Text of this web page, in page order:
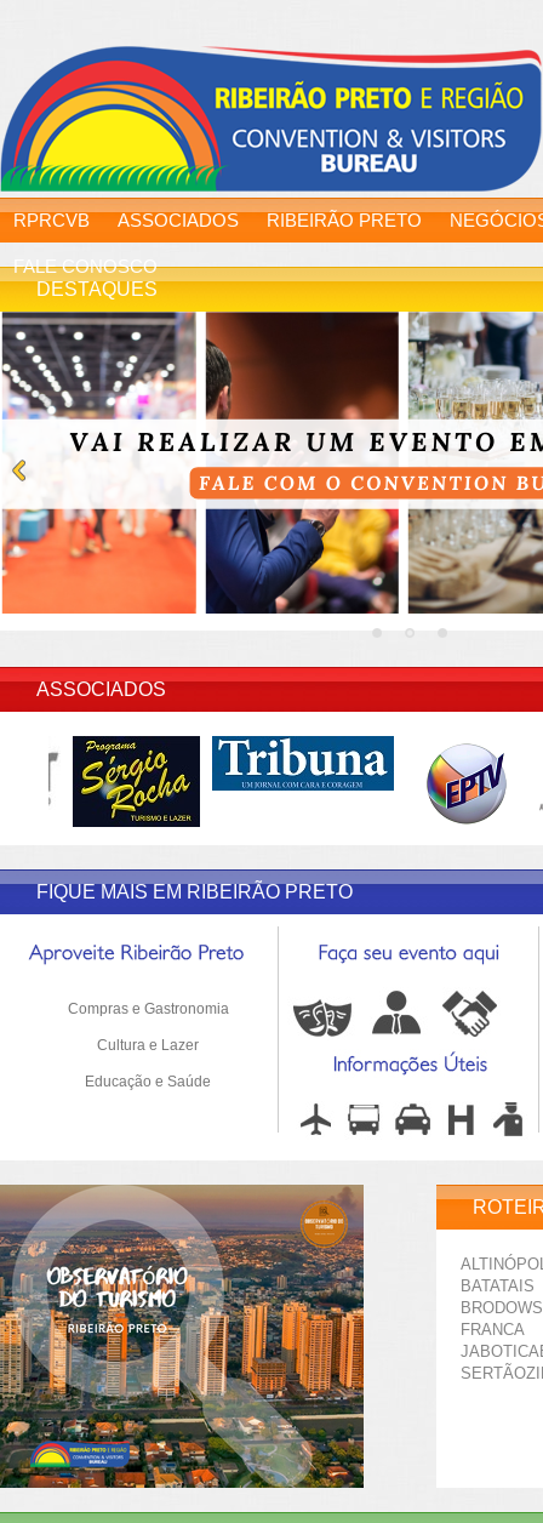
RPRCVB ASSOCIADOS RIBEIRÃO PRETO
FALE CONOSCO
DESTAQUES
ASSOCIADOS
FIQUE MAIS EM RIBEIRÃO PRETO
Compras e Gastronomia
Cultura e Lazer
Educação e Saúde
BATATAIS
FRANCA